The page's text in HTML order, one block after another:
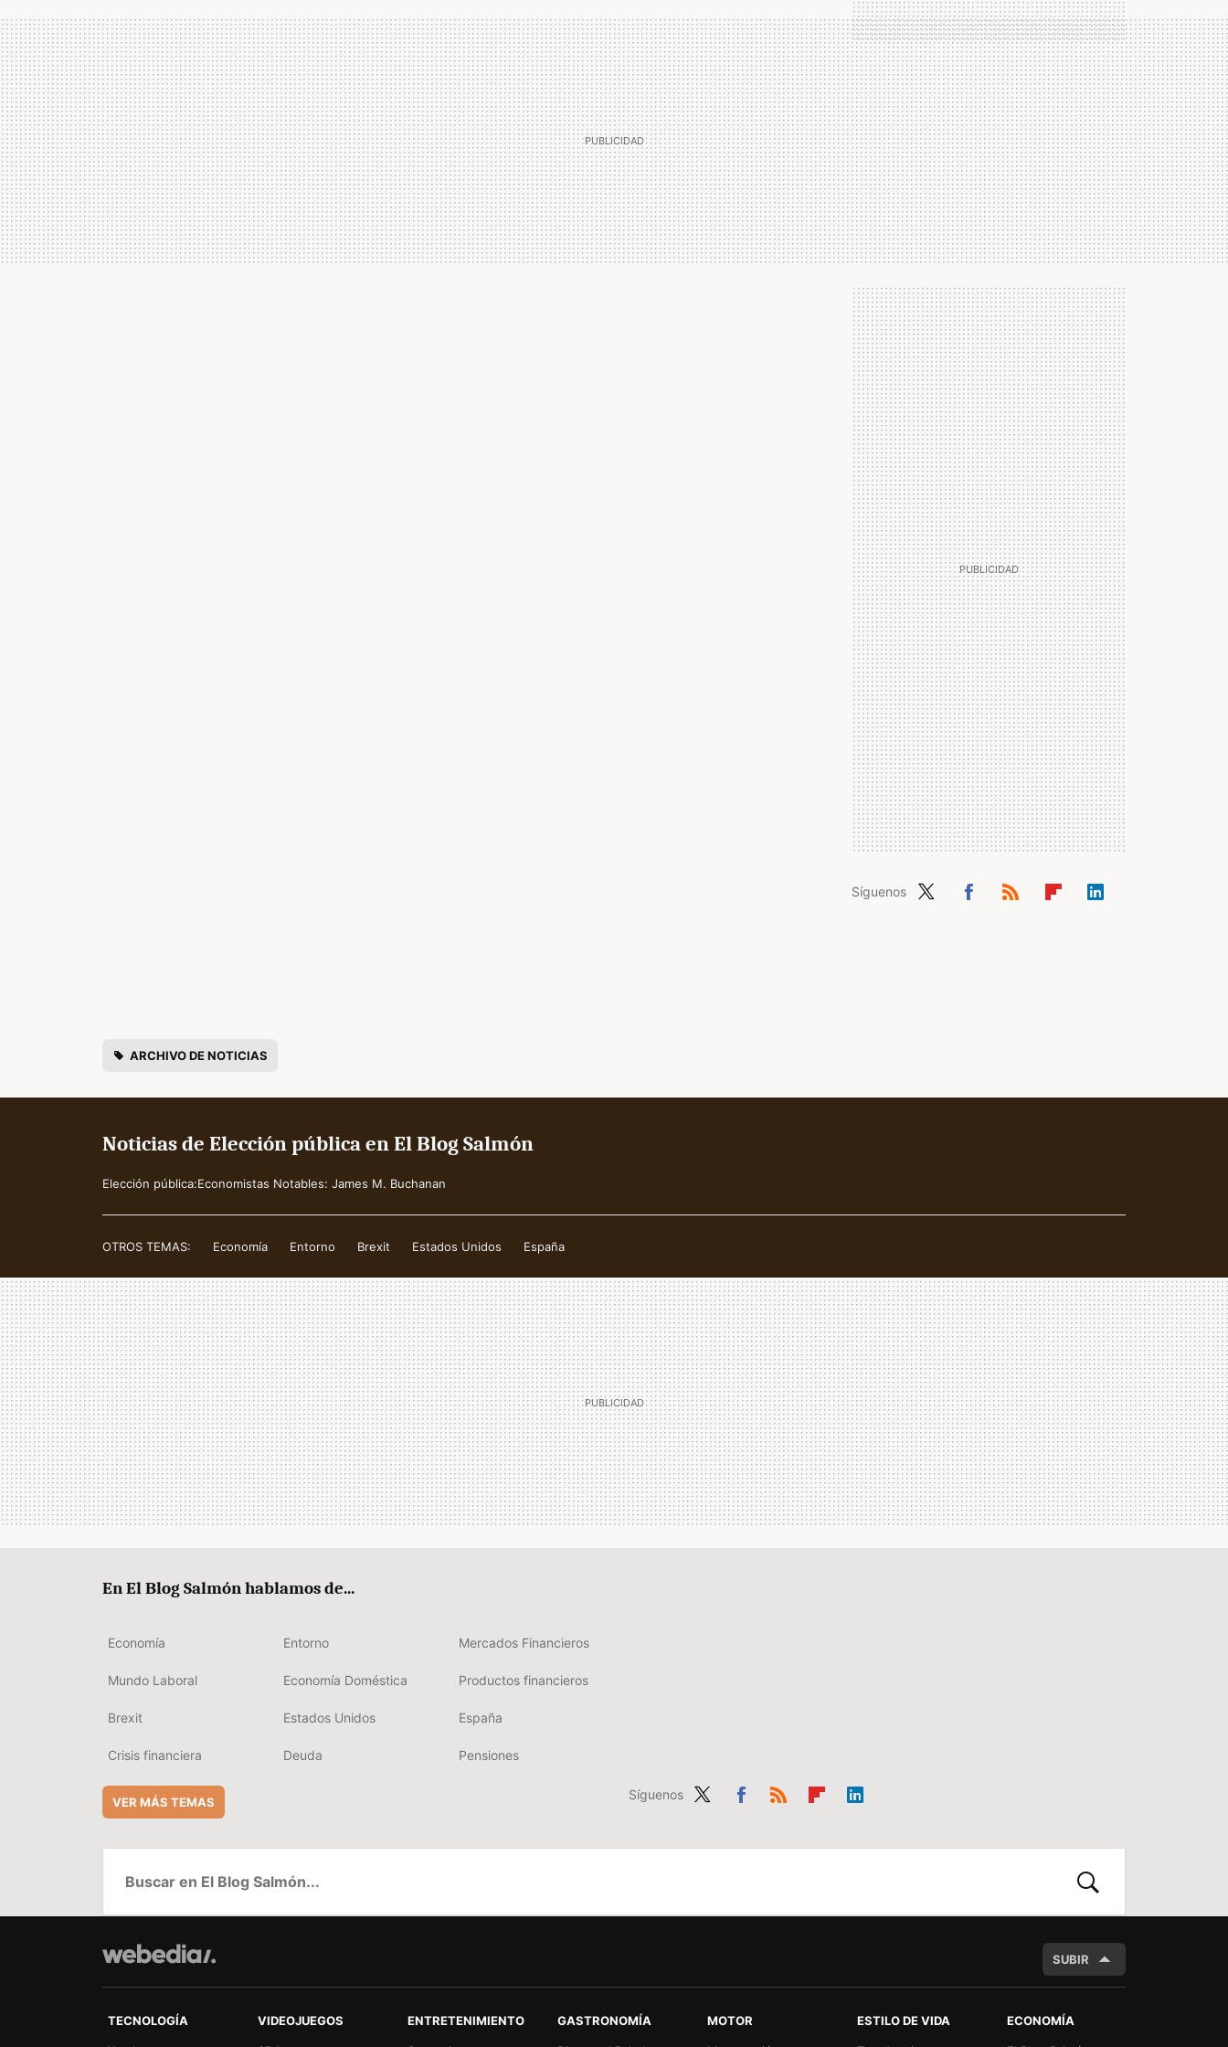
Síguenos
ARCHIVO DE NOTICIAS
Noticias de Elección pública en El Blog Salmón
Elección pública:Economistas Notables: James M. Buchanan
OTROS TEMAS: Economía Entorno Brexit Estados Unidos España
Síguenos
ter
ebo
boa edIn
En El Blog Salmón hablamos de...
Economía Entorno Mercados Financieros
Mundo Laboral Economía Doméstica Productos financieros
Brexit Estados Unidos España
Crisis financiera Deuda Pensiones
VER MÁS TEMAS
BUSCAR
SUBIR
TECNOLOGÍA VIDEOJUEGOS ENTRETENIMIENTO GASTRONOMÍA MOTOR ESTILO DE VIDA ECONOMÍA